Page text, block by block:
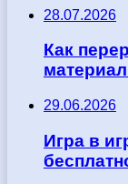
28.07.2026
Как
29.06.2026
Игра в